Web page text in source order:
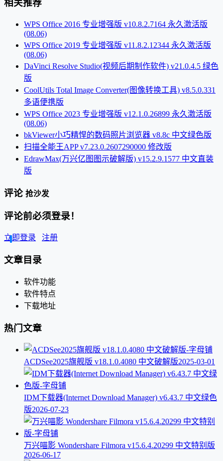
相关推荐
WPS Office 2016 专业增强版 v10.8.2.7164 永久激活版
(08.06)
WPS Office 2019 专业增强版 v11.8.2.12344 永久激活版
(08.06)
DaVinci Resolve Studio(视频后期制作软件) v21.0.4.5 绿色
版
CoolUtils Total Image Converter(图像转换工具) v8.5.0.331
多语便携版
WPS Office 2023 专业增强版 v12.1.0.26899 永久激活版
(08.06)
bkViewer小巧精悍的数码照片浏览器 v8.8c 中文绿色版
扫描全能王APP v7.23.0.2607290000 修改版
EdrawMax(万兴亿图图示破解版) v15.2.9.1577 中文直装
版
评论 抢沙发
评论前必须登录！
立即登录 注册
文章目录
软件功能
软件特点
下载地址
热门文章
ACDSee2025旗舰版 v18.1.0.4080 中文破解版2025-03-01
IDM下载器(Internet Download Manager) v6.43.7 中文绿色
版2026-07-23
万兴喵影 Wondershare Filmora v15.6.4.20299 中文特别版
2026-06-17